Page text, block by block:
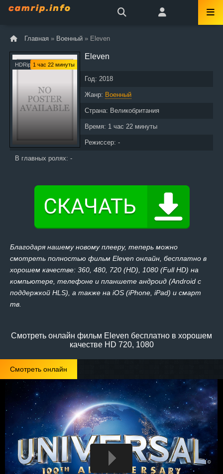
Главная » Военный » Eleven
HDRip 1 час 22 минуты
Eleven
Год: 2018
Жанр: Военный
Страна: Великобритания
Время: 1 час 22 минуты
Режиссер: -
В главных ролях: -
Благодаря нашему новому плееру, теперь можно
смотреть полностью фильм Eleven онлайн, бесплатно в
хорошем качестве: 360, 480, 720 (HD), 1080 (Full HD) на
компьютере, телефоне и планшете андроид (Android с
поддержкой HLS), а также на iOS (iPhone, iPad) и смарт
тв.
Смотреть онлайн фильм Eleven бесплатно в хорошем
качестве HD 720, 1080
Смотреть онлайн